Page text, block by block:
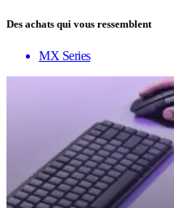
Des achats qui vous ressemblent
MX Series